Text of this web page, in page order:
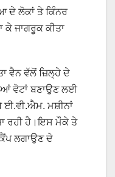
ਦੇ ਲੋਕਾਂ ਤੇ ਕਿੰਨਰ
ਕੇ ਜਾਗਰੂਕ ਕੀਤਾ
ਵੈਨ ਵੱਲੋਂ ਜ਼ਿਲ੍ਹੇ ਦੇ
ਵੋਟਾਂ ਬਣਾਉਣ ਲਈ
ਈ.ਵੀ.ਐਮ. ਮਸ਼ੀਨਾਂ
ਰਹੀ ਹੈ।ਇਸ ਮੌਕੇ ਤੇ
ਲਗਾਉਣ ਦੇ